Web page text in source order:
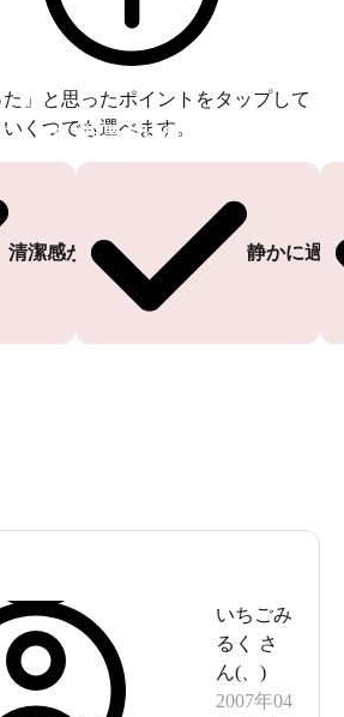
た」と思ったポイントをタップして
くつでも選べます。
清潔感がある
ます
静かに過
投票ありがとうございます
いちごみ
るく
さ
ん(
)
2007年04